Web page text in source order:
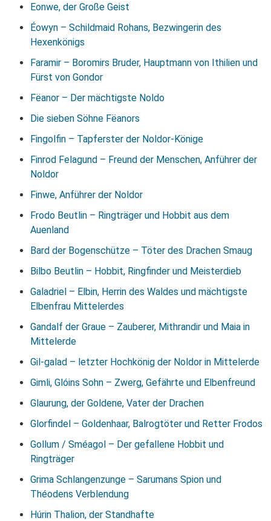
Eonwe, der Große Geist
Éowyn – Schildmaid Rohans, Bezwingerin des
Hexenkönigs
Faramir – Boromirs Bruder, Hauptmann von Ithilien und
Fürst von Gondor
Fëanor – Der mächtigste Noldo
Die sieben Söhne Fëanors
Fingolfin – Tapferster der Noldor-Könige
Finrod Felagund – Freund der Menschen, Anführer der
Noldor
Finwe, Anführer der Noldor
Frodo Beutlin – Ringträger und Hobbit aus dem
Auenland
Bard der Bogenschütze – Töter des Drachen Smaug
Bilbo Beutlin – Hobbit, Ringfinder und Meisterdieb
Galadriel – Elbin, Herrin des Waldes und mächtigste
Elbenfrau Mittelerdes
Gandalf der Graue – Zauberer, Mithrandir und Maia in
Mittelerde
Gil-galad – letzter Hochkönig der Noldor in Mittelerde
Gimli, Glóins Sohn – Zwerg, Gefährte und Elbenfreund
Glaurung, der Goldene, Vater der Drachen
Glorfindel – Goldenhaar, Balrogtöter und Retter Frodos
Gollum / Sméagol – Der gefallene Hobbit und
Ringträger
Grima Schlangenzunge – Sarumans Spion und
Théodens Verblendung
Húrin Thalion, der Standhafte